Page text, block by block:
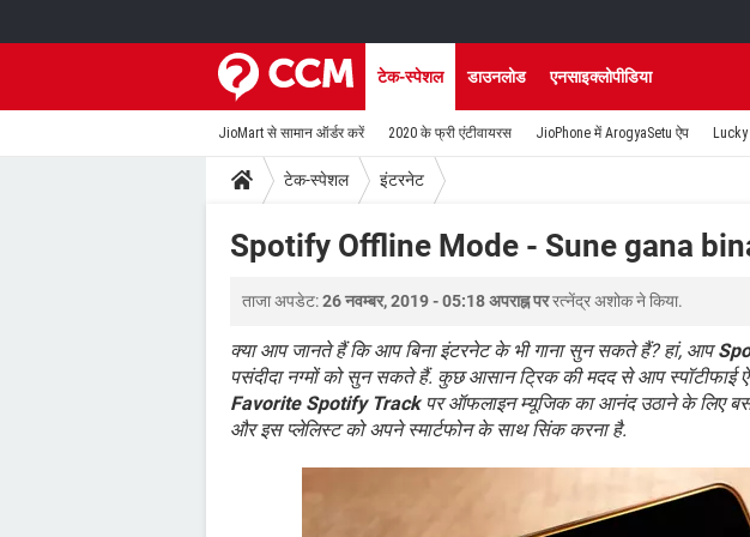
टेक-स्पेशल डाउनलोड एनसाइक्लोपीडिया
JioMart से सामान ऑर्डर करें 2020 के फ्री एंटीवायरस JioPhone में ArogyaSetu ऐप
टेक-स्पेशल इंटरनेट
Spotify Offline Mode - Sune gana
ताजा अपडेट:26 नवम्बर, 2019 - 05:18 अपराह्न पररत्नेंद्र अशोकने किया.
क्या आप जानते हैं कि आप बिना इंटरनेट के भी गाना सुन सकते हैं? हां, आप
पसंदीदा नग्मों को सुन सकते हैं. कुछ आसान ट्रिक की मदद से आप स्पॉटीफाई
Favorite Spotify Trackपर ऑफलाइन म्यूजिक का आनंद उठाने के लिए
और इस प्लेलिस्ट को अपने स्मार्टफोन के साथ सिंक करना है.